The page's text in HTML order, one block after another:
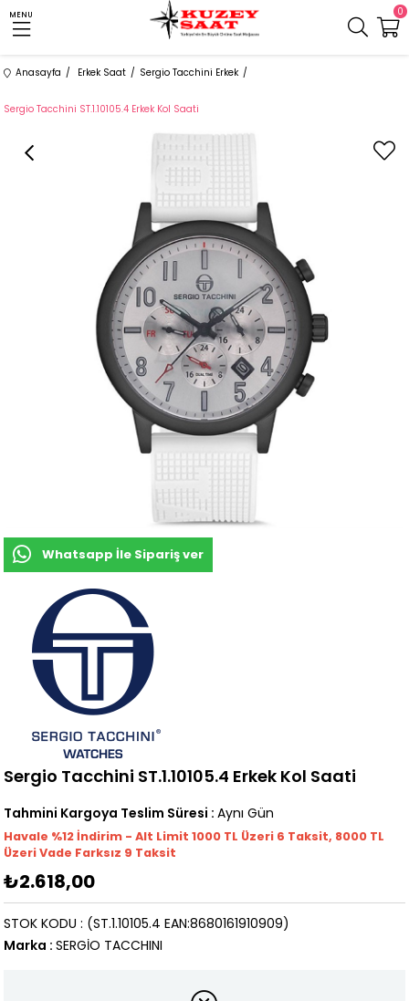
MENU 0
Anasayfa Erkek Saat Sergio Tacchini Erkek
Sergio Tacchini ST.1.10105.4 Erkek Kol Saati
Whatsapp İle Sipariş ver
Sergio Tacchini ST.1.10105.4 Erkek Kol Saati
Tahmini Kargoya Teslim Süresi : Aynı Gün
Havale %12 İndirim - Alt Limit 1000 TL Üzeri 6 Taksit, 8000 TL
Üzeri Vade Farksız 9 Taksit
₺2.618,00
(ST.1.10105.4 EAN:8680161910909)
STOK KODU
Marka : SERGİO TACCHINI